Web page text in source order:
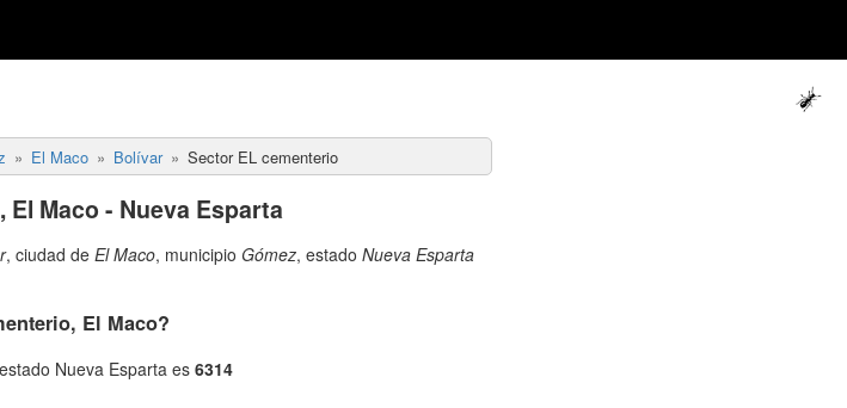
El Maco Bolívar Sector EL cementerio
Maco - Nueva Esparta
, ciudad de El Maco, municipio Gómez, estado Nueva Esparta
El Maco?
Nueva Esparta es 6314